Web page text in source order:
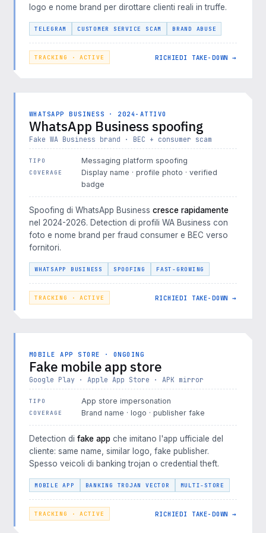
logo e nome brand per dirottare clienti reali in truffe.
TELEGRAM CUSTOMER SERVICE SCAM BRAND ABUSE
TRACKING · ACTIVE RICHIEDI TAKE-DOWN →
WHATSAPP BUSINESS · 2024-ATTIVO
WhatsApp Business spoofing
Fake WA Business brand · BEC + consumer scam
TIPO Messaging platform spoofing
COVERAGE
Display name · profile photo · verified
badge
Spoofing di WhatsApp Business cresce rapidamente
nel 2024-2026. Detection di profili WA Business con
foto e nome brand per fraud consumer e BEC verso
fornitori.
WHATSAPP BUSINESS SPOOFING FAST-GROWING
TRACKING · ACTIVE RICHIEDI TAKE-DOWN →
MOBILE APP STORE · ONGOING
Fake mobile app store
Google Play · Apple App Store · APK mirror
TIPO App store impersonation
COVERAGE Brand name · logo · publisher fake
Detection di fake app che imitano l'app ufficiale del
cliente: same name, similar logo, fake publisher.
Spesso veicoli di banking trojan o credential theft.
MOBILE APP BANKING TROJAN VECTOR MULTI-STORE
TRACKING · ACTIVE RICHIEDI TAKE-DOWN →